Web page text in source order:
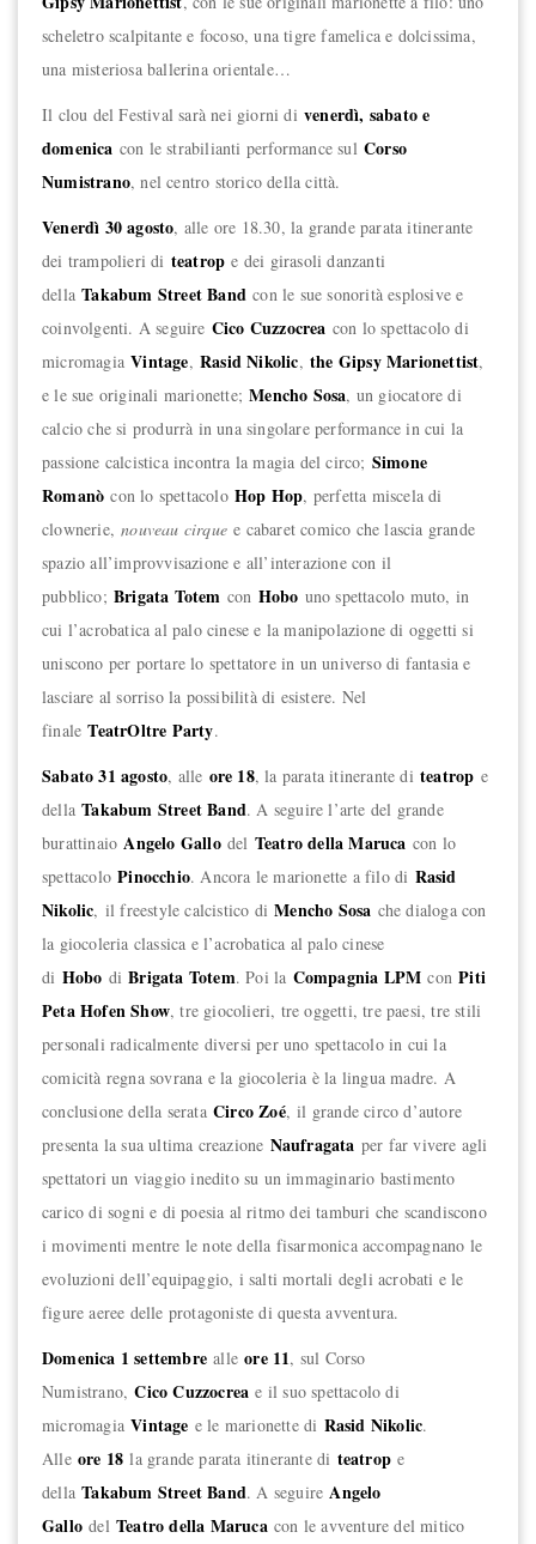
scheletro scalpitante e focoso, una tigre famelica e dolcissima,
una misteriosa ballerina orientale…
Il clou del Festival sarà nei giorni di venerdì, sabato e
domenica con le strabilianti performance sulCorso
Numistrano, nel centro storico della città.
Venerdì 30 agosto, alle ore 18.30, la grande parata itinerante
dei trampolieri di teatrop e dei girasoli danzanti
dellaTakabum Street Bandcon le sue sonorità esplosive e
coinvolgenti. A seguire Cico Cuzzocrea con lo spettacolo di
micromagiaVintage,Rasid Nikolic,the Gipsy Marionettist,
e le sue originali marionette;Mencho Sosa, un giocatore di
calcio che si produrrà in una singolare performance in cui la
passione calcistica incontra la magia del circo; Simone
Romanò con lo spettacoloHop Hop, perfetta miscela di
clownerie,nouveau cirque e cabaret comico che lascia grande
spazio all’improvvisazione e all’interazione con il
pubblico;Brigata Totem con Hobo uno spettacolo muto, in
cui l’acrobatica al palo cinese e la manipolazione di oggetti si
uniscono per portare lo spettatore in un universo di fantasia e
lasciare al sorriso la possibilità di esistere. Nel
finaleTeatrOltre Party.
Sabato 31 agosto, alle ore 18, la parata itinerante diteatrop e
dellaTakabum Street Band. A seguire l’arte del grande
burattinaioAngelo Gallodel Teatro della Maruca con lo
spettacoloPinocchio. Ancora le marionette a filo di Rasid
Nikolic, il freestyle calcistico diMencho Sosa che dialoga con
la giocoleria classica e l’acrobatica al palo cinese
di Hobo diBrigata Totem. Poi la Compagnia LPM conPiti
Peta Hofen Show, tre giocolieri, tre oggetti, tre paesi, tre stili
personali radicalmente diversi per uno spettacolo in cui la
comicità regna sovrana e la giocoleria è la lingua madre. A
conclusione della serata Circo Zoé, il grande circo d’autore
presenta la sua ultima creazione Naufragata per far vivere agli
spettatori un viaggio inedito su un immaginario bastimento
carico di sogni e di poesia al ritmo dei tamburi che scandiscono
i movimenti mentre le note della fisarmonica accompagnano le
evoluzioni dell’equipaggio, i salti mortali degli acrobati e le
figure aeree delle protagoniste di questa avventura.
Domenica 1 settembre alleore 11, sul Corso
Numistrano,Cico Cuzzocrea e il suo spettacolo di
micromagiaVintage e le marionette di Rasid Nikolic.
Alle ore 18 la grande parata itinerante di teatrope
dellaTakabum Street Band. A seguireAngelo
Gallo del Teatro della Maruca con le avventure del mitico